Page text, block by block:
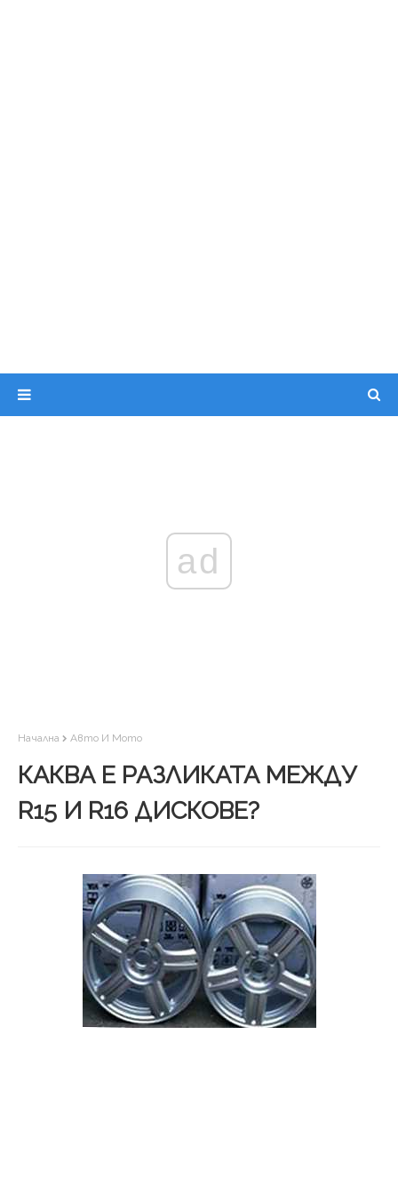
ad
Начална Авто И Мото
КАКВА Е РАЗЛИКАТА МЕЖДУ
R15 И R16 ДИСКОВЕ?